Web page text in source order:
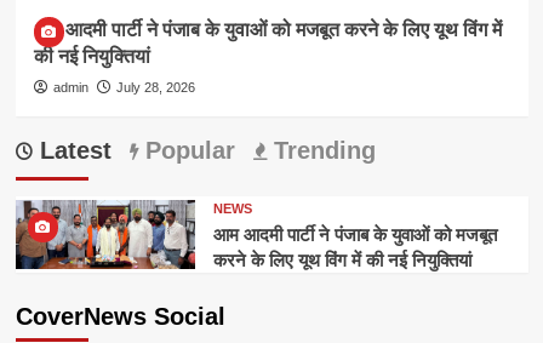
आम आदमी पार्टी ने पंजाब के युवाओं को मजबूत करने के लिए यूथ विंग में
की नई नियुक्तियां
admin July 28, 2026
Latest Popular Trending
NEWS
आम आदमी पार्टी ने पंजाब के युवाओं को मजबूत
करने के लिए यूथ विंग में की नई नियुक्तियां
CoverNews Social